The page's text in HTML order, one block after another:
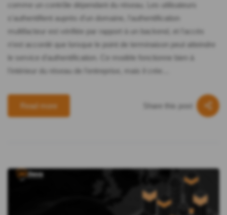
comme un contrôle dépendant du réseau. Les utilisateurs
s'authentifient auprès d'un domaine, l'authentification
multifacteur est vérifiée par rapport à un backend, et l'accès
n'est accordé que lorsque le point de terminaison peut atteindre
le service d'authentification. Ce modèle fonctionne bien à
l'intérieur du réseau de l'entreprise, mais il crée…
Read more Share this post